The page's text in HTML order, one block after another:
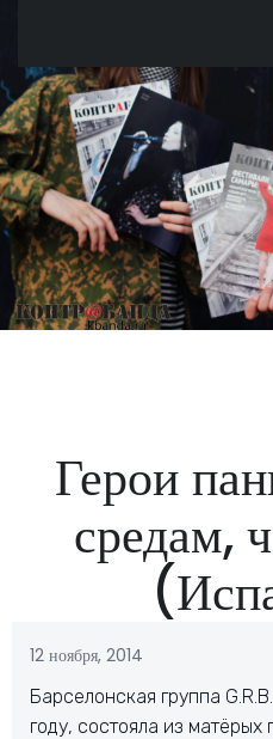
Герои
средам,
12 ноября, 2014
Барселонская группа
году, состояла из